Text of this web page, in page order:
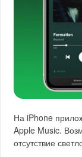
На iPhone
Apple Music.
отсутствие